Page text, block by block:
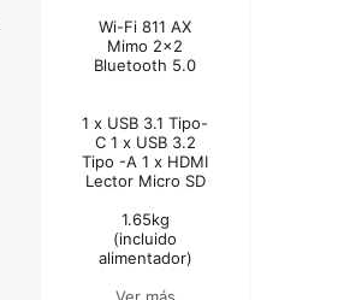
Wi-Fi 811 AX
Mimo 2x2
Bluetooth 5.0
1 x USB 3.1 Tipo-
C 1 x USB 3.2
Tipo -A 1 x HDMI
Lector Micro SD
1.65kg
(incluido
alimentador)
Ver más